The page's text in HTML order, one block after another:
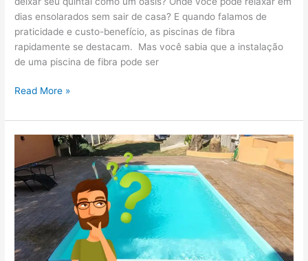
dias ensolarados sem sair de casa? E quando falamos de
praticidade e custo-benefício, as piscinas de fibra
rapidamente se destacam. Mas você sabia que a instalação
de uma piscina de fibra pode ser
Read More »
Cuidados
Antes
de
Comprar
Piscina
de
Fibra